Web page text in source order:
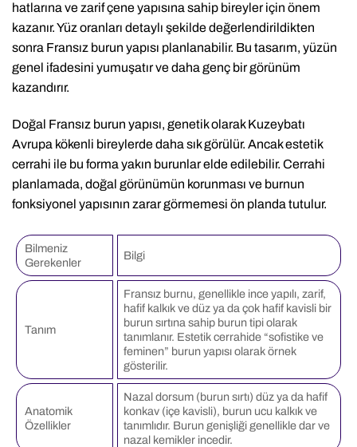
hatlarına ve zarif çene yapısına sahip bireyler için önem
kazanır. Yüz oranları detaylı şekilde değerlendirildikten
sonra Fransız burun yapısı planlanabilir. Bu tasarım, yüzün
genel ifadesini yumuşatır ve daha genç bir görünüm
kazandırır.
Doğal Fransız burun yapısı, genetik olarak Kuzeybatı
Avrupa kökenli bireylerde daha sık görülür. Ancak estetik
cerrahi ile bu forma yakın burunlar elde edilebilir. Cerrahi
planlamada, doğal görünümün korunması ve burnun
fonksiyonel yapısının zarar görmemesi ön planda tutulur.
Bilmeniz
Gerekenler
Bilgi
Tanım
Fransız burnu, genellikle ince yapılı, zarif,
hafif kalkık ve düz ya da çok hafif kavisli bir
burun sırtına sahip burun tipi olarak
tanımlanır. Estetik cerrahide “sofistike ve
feminen” burun yapısı olarak örnek
gösterilir.
Anatomik
Özellikler
Nazal dorsum (burun sırtı) düz ya da hafif
konkav (içe kavisli), burun ucu kalkık ve
tanımlıdır. Burun genişliği genellikle dar ve
nazal kemikler incedir.